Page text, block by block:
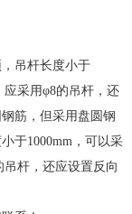
吊杆长度小于
应采用φ8的吊杆，还
筋，但采用盘圆钢
于1000mm，可以采
吊杆，还应设置反向